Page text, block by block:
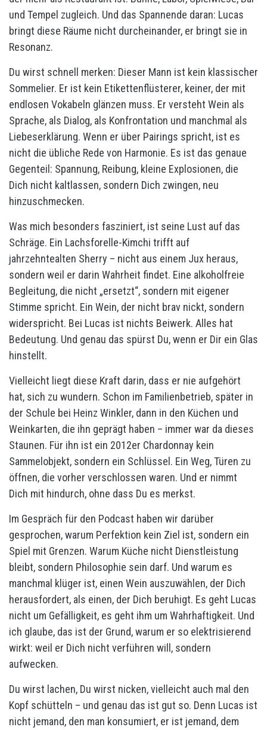
und Tempel zugleich. Und das Spannende daran: Lucas
bringt diese Räume nicht durcheinander, er bringt sie in
Resonanz.
Du wirst schnell merken: Dieser Mann ist kein klassischer
Sommelier. Er ist kein Etikettenflüsterer, keiner, der mit
endlosen Vokabeln glänzen muss. Er versteht Wein als
Sprache, als Dialog, als Konfrontation und manchmal als
Liebeserklärung. Wenn er über Pairings spricht, ist es
nicht die übliche Rede von Harmonie. Es ist das genaue
Gegenteil: Spannung, Reibung, kleine Explosionen, die
Dich nicht kaltlassen, sondern Dich zwingen, neu
hinzuschmecken.
Was mich besonders fasziniert, ist seine Lust auf das
Schräge. Ein Lachsforelle-Kimchi trifft auf
jahrzehntealten Sherry – nicht aus einem Jux heraus,
sondern weil er darin Wahrheit findet. Eine alkoholfreie
Begleitung, die nicht „ersetzt“, sondern mit eigener
Stimme spricht. Ein Wein, der nicht brav nickt, sondern
widerspricht. Bei Lucas ist nichts Beiwerk. Alles hat
Bedeutung. Und genau das spürst Du, wenn er Dir ein Glas
hinstellt.
Vielleicht liegt diese Kraft darin, dass er nie aufgehört
hat, sich zu wundern. Schon im Familienbetrieb, später in
der Schule bei Heinz Winkler, dann in den Küchen und
Weinkarten, die ihn geprägt haben – immer war da dieses
Staunen. Für ihn ist ein 2012er Chardonnay kein
Sammelobjekt, sondern ein Schlüssel. Ein Weg, Türen zu
öffnen, die vorher verschlossen waren. Und er nimmt
Dich mit hindurch, ohne dass Du es merkst.
Im Gespräch für den Podcast haben wir darüber
gesprochen, warum Perfektion kein Ziel ist, sondern ein
Spiel mit Grenzen. Warum Küche nicht Dienstleistung
bleibt, sondern Philosophie sein darf. Und warum es
manchmal klüger ist, einen Wein auszuwählen, der Dich
herausfordert, als einen, der Dich beruhigt. Es geht Lucas
nicht um Gefälligkeit, es geht ihm um Wahrhaftigkeit. Und
ich glaube, das ist der Grund, warum er so elektrisierend
wirkt: weil er Dich nicht verführen will, sondern
aufwecken.
Du wirst lachen, Du wirst nicken, vielleicht auch mal den
Kopf schütteln – und genau das ist gut so. Denn Lucas ist
nicht jemand, den man konsumiert, er ist jemand, dem